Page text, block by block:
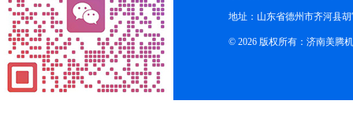
地址：山东省德州市齐河县
© 2026 版权所有：济南美腾